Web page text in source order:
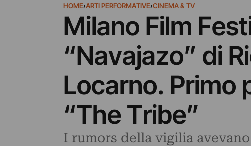
HOME›ARTI PERFORMATIVE›CINEMA & TV
Milano Film
“Navajazo” di
Locarno. Primo
“The Tribe”
I rumors della vigilia